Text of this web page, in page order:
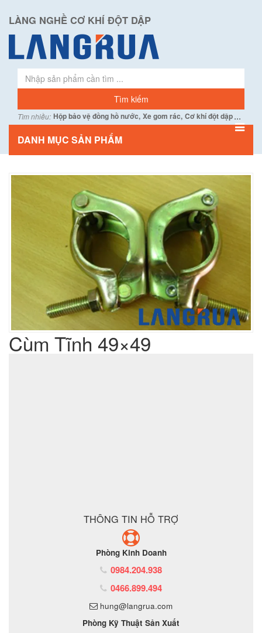
LÀNG NGHỀ CƠ KHÍ ĐỘT DẬP
Tìm nhiều: Hộp bảo vệ đồng hồ nước, Xe gom rác, Cơ khí đột dập...
DANH MỤC SẢN PHẨM
Cùm Tĩnh 49×49
THÔNG TIN HỖ TRỢ
Phòng Kinh Doanh
0984.204.938
0466.899.494
hung@langrua.com
Phòng Kỹ Thuật Sản Xuất